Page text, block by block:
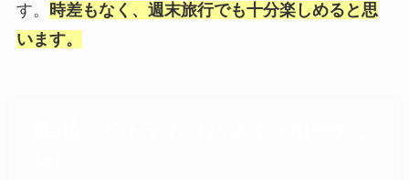
す。 時差もなく、週末旅行でも十分楽しめると思
います。